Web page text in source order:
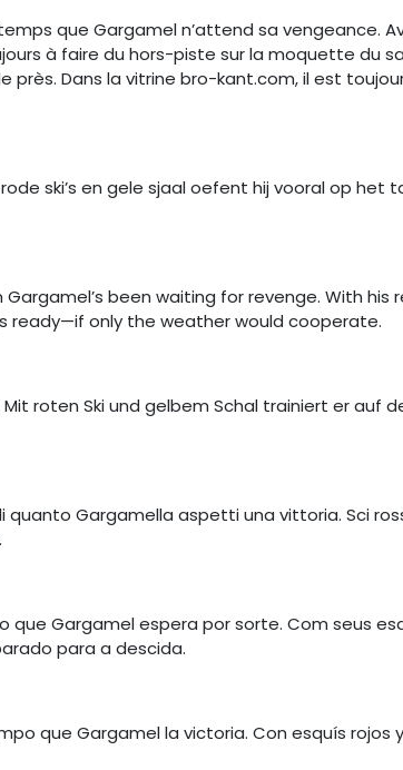
que Gargamel n’attend sa vengeance.
à faire du hors-piste sur la moquette du
près. Dans la vitrine bro-kant.com, il est
ski’s en gele sjaal oefent hij vooral op het
been waiting for revenge. With
ready—if only the weather would cooperate.
roten Ski und gelbem Schal trainiert er auf
Gargamella aspetti una vittoria. Sci
Gargamel espera por sorte. Com seus
para a descida.
que Gargamel la victoria. Con esquís